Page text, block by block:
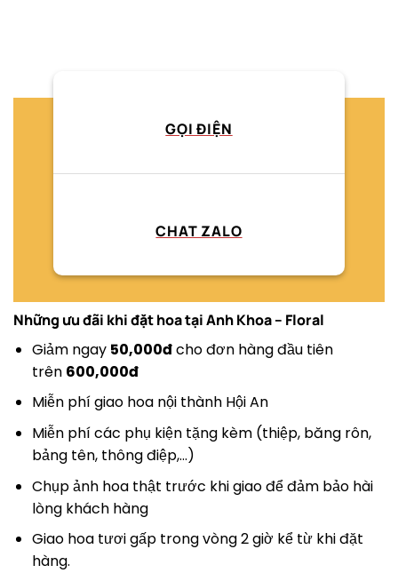
GỌI ĐIỆN
CHAT ZALO
Những ưu đãi khi đặt hoa tạiAnh Khoa – Floral
Giảm ngay 50,000đcho đơn hàng đầu tiên
trên 600,000đ
Miễn phí giao hoa nội thành Hội An
Miễn phí các phụ kiện tặng kèm (thiệp, băng rôn,
bảng tên, thông điệp,…)
Chụp ảnh hoa thật trước khi giao để đảm bảo hài
lòng khách hàng
Giao hoa tươi gấp trong vòng 2 giờ kể từ khi đặt
hàng.